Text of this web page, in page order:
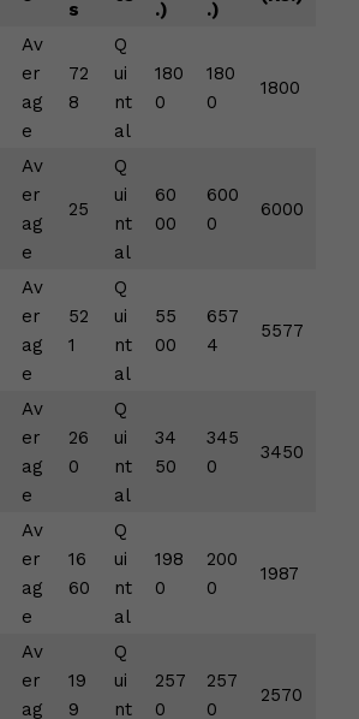
g
er
s
.)
.)
Av
er
ag
e
72
8
Q
ui
nt
al
180
0
180
0
1800
Av
er
ag
e
25
Q
ui
nt
al
60
00
600
0
6000
Av
er
ag
e
52
1
Q
ui
nt
al
55
00
657
4
5577
Av
er
ag
e
26
0
Q
ui
nt
al
34
50
345
0
3450
Av
er
ag
e
16
60
Q
ui
nt
al
198
0
200
0
1987
Av
er
ag
19
9
Q
ui
nt
257
0
257
0
2570